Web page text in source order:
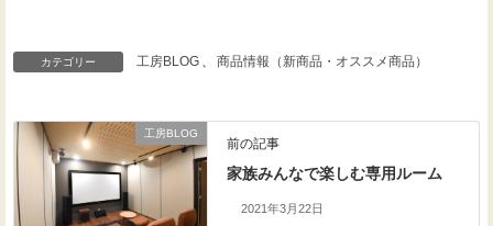
カテゴリー 工房BLOG 商品情報（新商品・オススメ商品）
工房BLOG
前の記事
家族みんなで楽しむ専用ルーム
2021年3月22日